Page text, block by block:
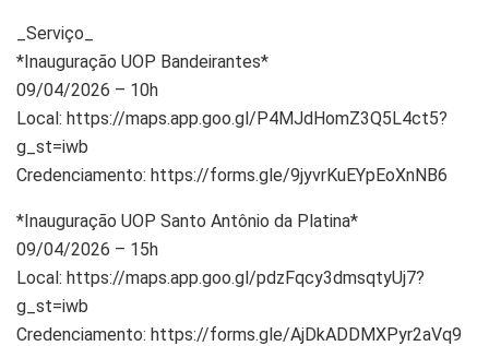
_Serviço_
*Inauguração UOP Bandeirantes*
09/04/2026 – 10h
Local: https://maps.app.goo.gl/P4MJdHomZ3Q5L4ct5?
g_st=iwb
Credenciamento: https://forms.gle/9jyvrKuEYpEoXnNB6
*Inauguração UOP Santo Antônio da Platina*
09/04/2026 – 15h
Local: https://maps.app.goo.gl/pdzFqcy3dmsqtyUj7?
g_st=iwb
Credenciamento: https://forms.gle/AjDkADDMXPyr2aVq9